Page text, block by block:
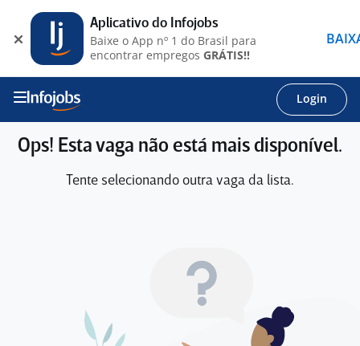
Login
Ops! Esta vaga não está mais disponível.
Tente selecionando outra vaga da lista.
Aplicativo do Infojobs
Baixe o App nº 1 do Brasil para
encontrar empregos GRÁTIS!!